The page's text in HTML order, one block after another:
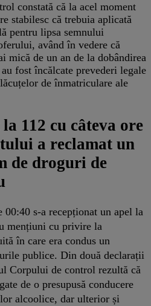
constată că la acel moment
stabilesc că trebuia aplicată
pentru lipsa semnului
având în vedere că
mică de un an de la dobândirea
fost încălcate prevederi legale
de înmatriculare ale
112 cu câteva ore
a reclamat un
de droguri de
00:40 s-a recepționat un apel la
mențiuni cu privire la
în care era condus un
publice. Din două declarații
Corpului de control rezultă că
de o presupusă conducere
alcoolice, dar ulterior și